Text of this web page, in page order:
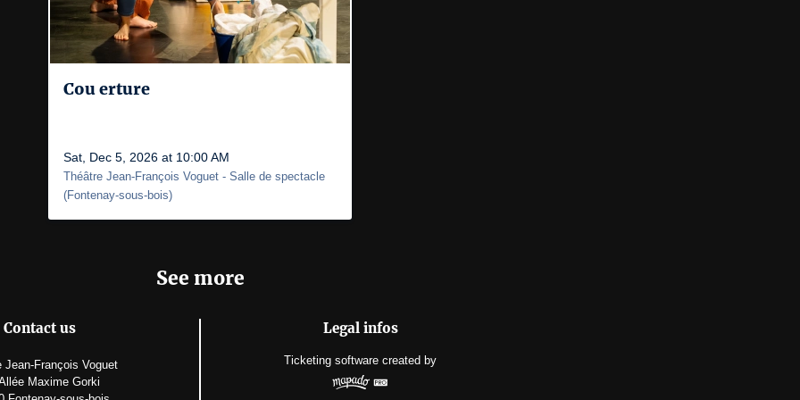
Cou erture
Sat, Dec 5, 2026 at 10:00 AM
Théâtre Jean-François Voguet - Salle de spectacle
(Fontenay-sous-bois)
See more
Contact us
Jean-François Voguet
Maxime Gorki
Legal infos
Ticketing software created by